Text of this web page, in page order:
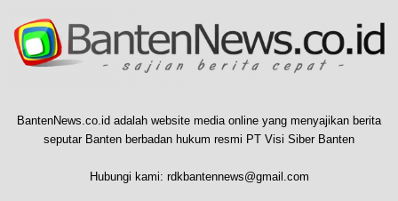
BantenNews.co.id adalah website media online yang menyajikan berita
seputar Banten berbadan hukum resmi PT Visi Siber Banten
Hubungi kami: rdkbantennews@gmail.com